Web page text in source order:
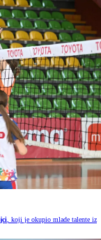
, koji je okupio mlade talente iz